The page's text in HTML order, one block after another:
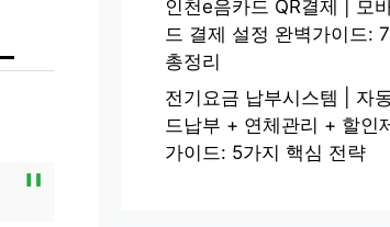
인천e음카드 QR결제 | 모
드 결제 설정 완벽가이드:
총정리
전기요금 납부시스템 | 자
드납부 + 연체관리 + 할인
가이드: 5가지 핵심 전략